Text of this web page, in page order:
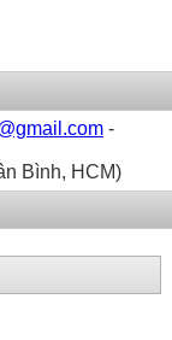
-
Bình, HCM)